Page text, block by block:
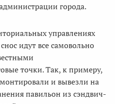
города.
управлениях
идут все самовольно
точки. Так, к примеру,
и вывезли на
павильон из сэндвич-